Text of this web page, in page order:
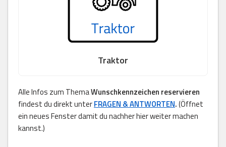
Traktor
Alle Infos zum ThemaWunschkennzeichen reservieren
findest du direkt unterFRAGEN & ANTWORTEN.(Öffnet
ein neues Fenster damit du nachher hier weiter machen
kannst.)